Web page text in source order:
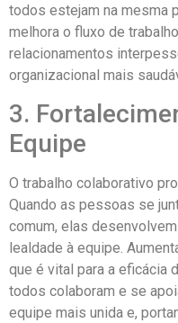
todos estejam na mesma
melhora o fluxo de
relacionamentos
organizacional mais
3.
Equipe
O trabalho colaborativo
Quando as pessoas se
comum, elas
lealdade à equipe.
que é vital para a eficácia
todos colaboram e se
equipe mais unida e,